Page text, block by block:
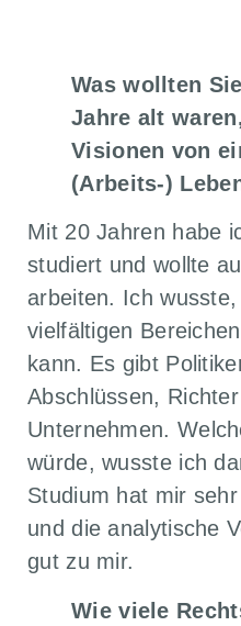
Was wollten
Jahre alt
Visionen von
(Arbeits-)
Mit 20 Jahren habe
studiert und wollte
arbeiten. Ich
vielfältigen
kann. Es gibt
Abschlüssen,
Unternehmen.
würde, wusste ich
Studium hat mir
und die analytische
gut zu mir.
Wie viele